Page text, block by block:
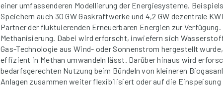
einer umfassenderen Modellierung der Energiesysteme.
Speichern auch 30 GW Gaskraftwerke und 4,2 GW dezentrale
Partner der fluktuierenden Erneuerbaren Energien zur
Methanisierung. Dabei wird erforscht, inwiefern sich
Gas-Technologie aus Wind- oder Sonnenstrom hergestellt
effizient in Methan umwandeln lässt. Darüber hinaus wird
bedarfsgerechten Nutzung beim Bündeln von kleineren
Anlagen zusammen weiter flexibilisiert oder auf die